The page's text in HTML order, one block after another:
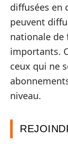
diffusées en
peuvent
nationale de
importants.
ceux qui ne
niveau.